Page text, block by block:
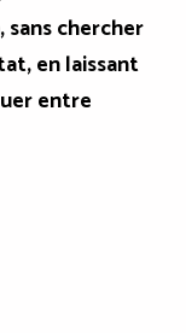
chercher
en laissant
entre